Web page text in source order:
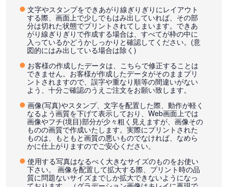
文字やスタンプをできあがり線ぎりぎりにレイアウト
する際、画面上で少しでもはみ出していれば、その部
分は切れた状態でプリントされてしまいます。できあ
がり線ぎりぎりで作成する場合は、すべてが枠の中に
入っているかどうかしっかりと確認してください。(意
図的にはみ出している場合は除く)
お客様の作成したデータは、こちらで修正することは
できません。お客様が作成したデータがそのままプリ
ントされますので、誤字や重なり順等の間違いがない
よう、十分ご確認のうえご注文をお願い致します。
画像(写真)やスタンプ、文字を配置した際、動作が軽く
なるよう画質を下げて表示しており、Web画面上では
画像やフチ(境目)部分が少々粗く見えますが、画像その
ものの画質で作成いたします。実際にプリントされた
ものは、もともと画質の悪いものでなければ、なめら
かに仕上がりますのでご安心ください。
使用する写真はなるべく大きなサイズのものをお使い
下さい。 画像を配置して拡大する際、プリント時の品
質に問題ないサイズまでしか拡大できないようになっ